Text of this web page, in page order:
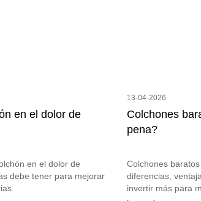
en el dolor de
en el dolor de
debe tener para mejorar
13-04-2026
Colchones
pena?
Colchones
diferencias,
invertir más para